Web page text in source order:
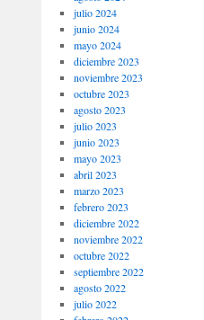
julio 2024
junio 2024
mayo 2024
diciembre 2023
noviembre 2023
octubre 2023
agosto 2023
julio 2023
junio 2023
mayo 2023
abril 2023
marzo 2023
febrero 2023
diciembre 2022
noviembre 2022
octubre 2022
septiembre 2022
agosto 2022
julio 2022